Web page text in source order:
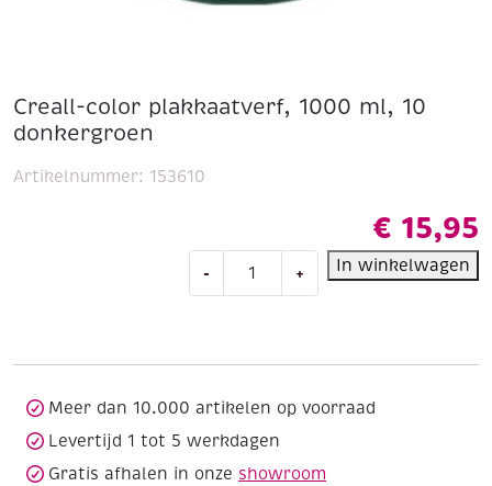
Creall-color plakkaatverf, 1000 ml, 10
donkergroen
€ 15,95
-
donkergroen
aantal
+ In winkelwagen
Artikelnummer: 153610
Meer dan 10.000 artikelen op voorraad
Levertijd 1 tot 5 werkdagen
Gratis afhalen in onze showroom